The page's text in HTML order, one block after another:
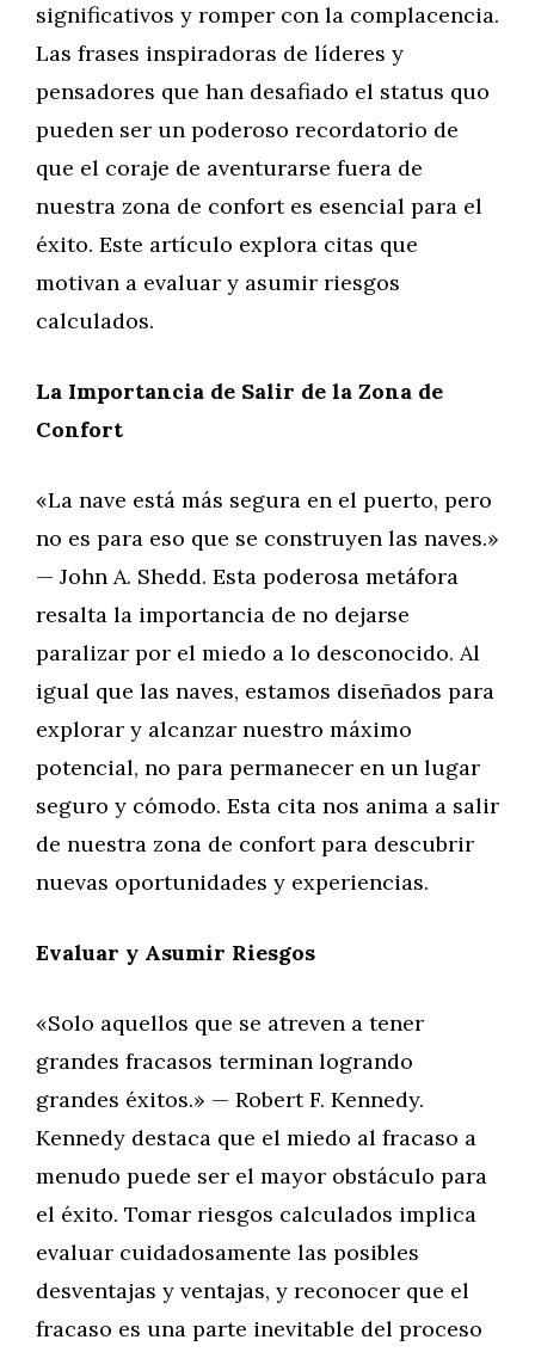
significativos y romper con la complacencia.
Las frases inspiradoras de líderes y
pensadores que han desafiado el status quo
pueden ser un poderoso recordatorio de
que el coraje de aventurarse fuera de
nuestra zona de confort es esencial para el
éxito. Este artículo explora citas que
motivan a evaluar y asumir riesgos
calculados.
La Importancia de Salir de la Zona de
Confort
«La nave está más segura en el puerto, pero
no es para eso que se construyen las naves.»
— John A. Shedd. Esta poderosa metáfora
resalta la importancia de no dejarse
paralizar por el miedo a lo desconocido. Al
igual que las naves, estamos diseñados para
explorar y alcanzar nuestro máximo
potencial, no para permanecer en un lugar
seguro y cómodo. Esta cita nos anima a salir
de nuestra zona de confort para descubrir
nuevas oportunidades y experiencias.
Evaluar y Asumir Riesgos
«Solo aquellos que se atreven a tener
grandes fracasos terminan logrando
grandes éxitos.» — Robert F. Kennedy.
Kennedy destaca que el miedo al fracaso a
menudo puede ser el mayor obstáculo para
el éxito. Tomar riesgos calculados implica
evaluar cuidadosamente las posibles
desventajas y ventajas, y reconocer que el
fracaso es una parte inevitable del proceso